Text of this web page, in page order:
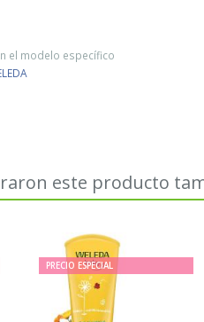
el modelo específico
este producto
PRECIO ESPECIAL